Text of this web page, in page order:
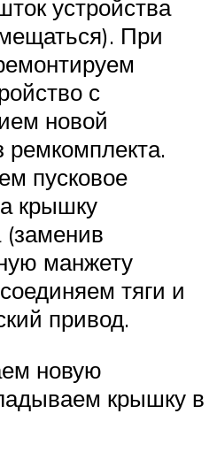
устройства
При
с
новой
пусковое
крышку
(заменив
манжету
тяги и
привод.
новую
крышку в